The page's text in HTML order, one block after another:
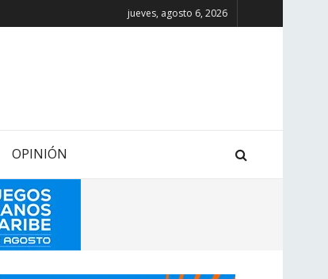
jueves, agosto 6, 2026
OPINIÓN